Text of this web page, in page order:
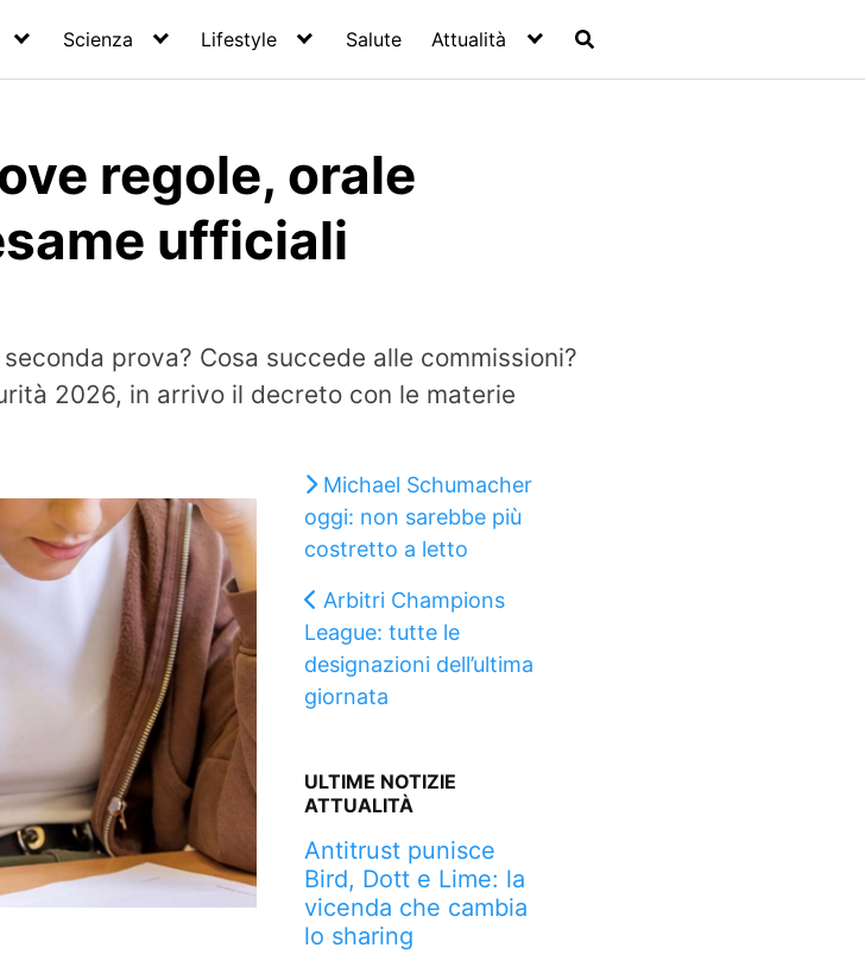
Scienza Lifestyle Salute Attualità
regole, orale
ufficiali
prova? Cosa succede alle commissioni?
2026, in arrivo il decreto con le materie
Michael Schumacher
oggi: non sarebbe più
costretto a letto
Arbitri Champions
League: tutte le
designazioni dell’ultima
giornata
ULTIME NOTIZIE
ATTUALITÀ
Antitrust punisce
Bird, Dott e Lime: la
vicenda che cambia
lo sharing